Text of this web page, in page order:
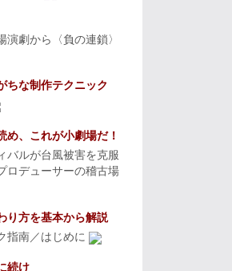
演劇から〈負の連鎖〉
ちな制作テクニック
め、これが小劇場だ！
バルが台風被害を克服
ロデューサーの稽古場
り方を基本から解説
南／はじめに
続け